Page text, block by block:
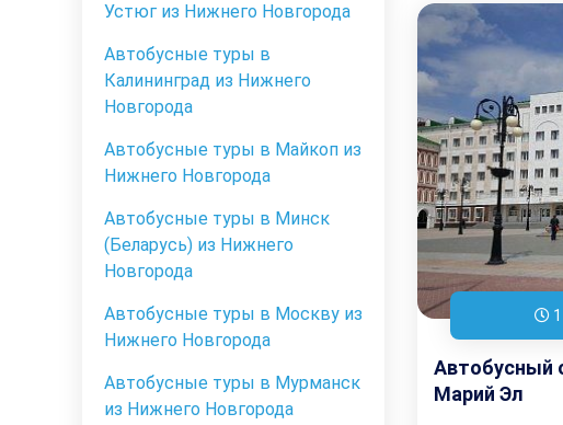
Устюг из Нижнего Новгорода
Автобусные туры в
Калининград из Нижнего
Новгорода
Автобусные туры в Майкоп из
Нижнего Новгорода
Автобусные туры в Минск
(Беларусь) из Нижнего
Новгорода
Автобусные туры в Москву из
Нижнего Новгорода
Автобусные туры в Мурманск
из Нижнего Новгорода
1
Автобусный
Марий Эл